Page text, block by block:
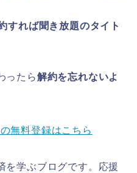
すれば聞き放題のタイト
ったら解約を忘れないよ
無料登録はこちら
を学ぶブログです。応援